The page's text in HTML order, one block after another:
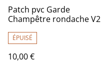
Patch pvc Garde
Champêtre rondache V2
ÉPUISÉ
10,00 €